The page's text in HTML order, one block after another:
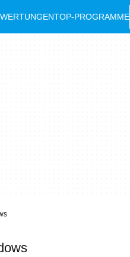
TOP-PROGRAMME